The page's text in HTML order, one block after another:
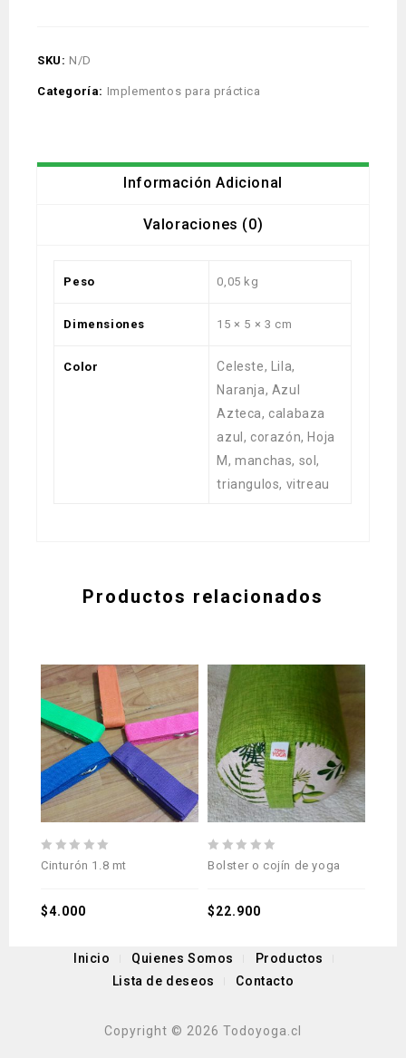
SKU: N/D
Categoría: Implementos para práctica
Información Adicional
Valoraciones (0)
Peso 0,05 kg
Dimensiones 15 × 5 × 3 cm
Color
Celeste, Lila,
Naranja, Azul
Azteca, calabaza
azul, corazón, Hoja
M, manchas, sol,
triangulos, vitreau
Productos relacionados
0
5
Cinturón 1.8 mt
$4.000
0
5
Bolster o cojín de yoga
$22.900
Inicio Quienes Somos
Productos
Lista de deseos
Contacto
Copyright © 2026 Todoyoga.cl